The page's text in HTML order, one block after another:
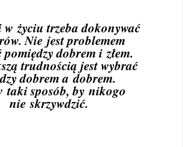
w życiu trzeba dokonywać
Nie jest problemem
dobrem i złem.
trudnością jest wybrać
dobrem a dobrem.
taki sposób, by nikogo
nie skrzywdzić.